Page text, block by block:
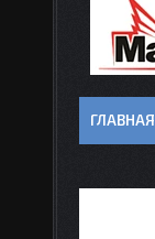
ГЛАВНАЯ